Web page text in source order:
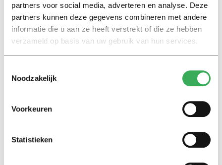
partners voor social media, adverteren en analyse. Deze
partners kunnen deze gegevens combineren met andere
informatie die u aan ze heeft verstrekt of die ze hebben
verzameld op basis van uw gebruik van hun services.
Noodzakelijk
Voorkeuren
Statistieken
Wat is dat kunstwerk?
02 mei 2016